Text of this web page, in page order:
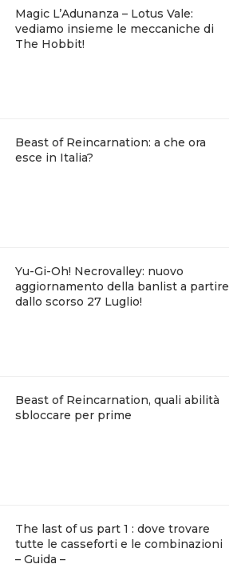
Magic L’Adunanza – Lotus Vale:
vediamo insieme le meccaniche di
The Hobbit!
Beast of Reincarnation: a che ora
esce in Italia?
Yu-Gi-Oh! Necrovalley: nuovo
aggiornamento della banlist a partire
dallo scorso 27 Luglio!
Beast of Reincarnation, quali abilità
sbloccare per prime
The last of us part 1 : dove trovare
tutte le casseforti e le combinazioni
– Guida –